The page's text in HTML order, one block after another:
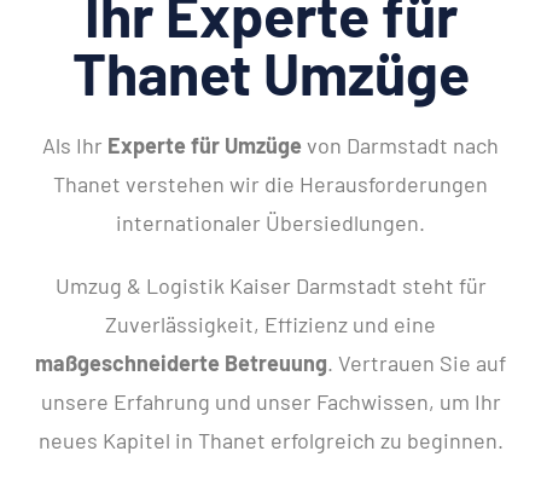
Ihr Experte für
Thanet Umzüge
Als Ihr Experte für Umzüge von Darmstadt nach
Thanet verstehen wir die Herausforderungen
internationaler Übersiedlungen.
Umzug & Logistik Kaiser Darmstadt steht für
Zuverlässigkeit, Effizienz und eine
maßgeschneiderte Betreuung. Vertrauen Sie auf
unsere Erfahrung und unser Fachwissen, um Ihr
neues Kapitel in Thanet erfolgreich zu beginnen.